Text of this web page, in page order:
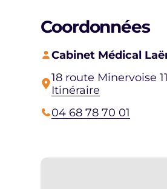
Coordonnées
Cabinet Médical
18 route Minervoise
Itinéraire
04 68 78 70 01